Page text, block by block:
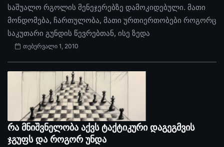
საშუალო რგოლის მენეჯერებზე დამოკიდებული. მათი
მონდომება, ჩართულობა, მათი ურთიერთობები როგორც
საკუთარი გუნდის წევრებთან, ისე ზედა
თებერვალი 1, 2010
რა მნიშვნელობა აქვს ტაქტიკური დაგეგმვის
ჯგუფს და როგორ უნდა